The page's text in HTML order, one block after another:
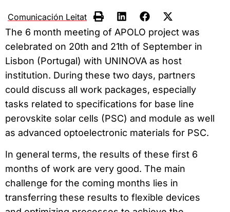
Comunicación Leitat
The 6 month meeting of APOLO project was
celebrated on 20th and 21th of September in
Lisbon (Portugal) with UNINOVA as host
institution. During these two days, partners
could discuss all work packages, especially
tasks related to specifications for base line
perovskite solar cells (PSC) and module as well
as advanced optoelectronic materials for PSC.
In general terms, the results of these first 6
months of work are very good. The main
challenge for the coming months lies in
transferring these results to flexible devices